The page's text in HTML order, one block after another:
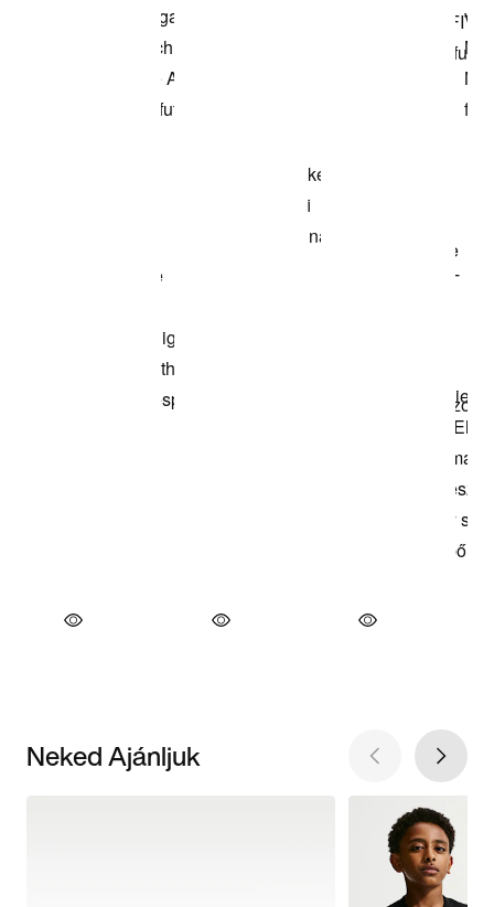
Neked Ajánljuk